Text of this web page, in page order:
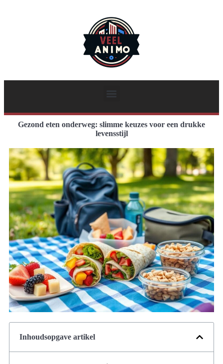
Gezond eten onderweg: slimme keuzes voor een drukke
levensstijl
Inhoudsopgave artikel